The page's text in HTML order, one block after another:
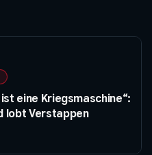
eine Kriegsmaschine“:
lobt Verstappen